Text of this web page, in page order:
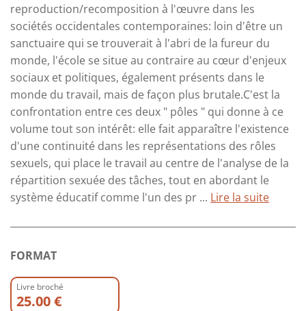
reproduction/recomposition à l'œuvre dans les
sociétés occidentales contemporaines: loin d'être un
sanctuaire qui se trouverait à l'abri de la fureur du
monde, l'école se situe au contraire au cœur d'enjeux
sociaux et politiques, également présents dans le
monde du travail, mais de façon plus brutale.C'est la
confrontation entre ces deux " pôles " qui donne à ce
volume tout son intérêt: elle fait apparaître l'existence
d'une continuité dans les représentations des rôles
sexuels, qui place le travail au centre de l'analyse de la
répartition sexuée des tâches, tout en abordant le
système éducatif comme l'un des pr ... Lire la suite
FORMAT
Livre broché
25.00 €